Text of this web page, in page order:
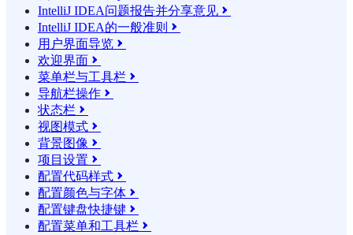
IntelliJ IDEA问题报告并分享意见 
IntelliJ IDEA的一般准则 
用户界面导览 
欢迎界面 
菜单栏与工具栏 
导航栏操作 
状态栏 
视图模式 
背景图像 
项目设置 
配置代码样式 
配置颜色与字体 
配置键盘快捷键 
配置菜单和工具栏 